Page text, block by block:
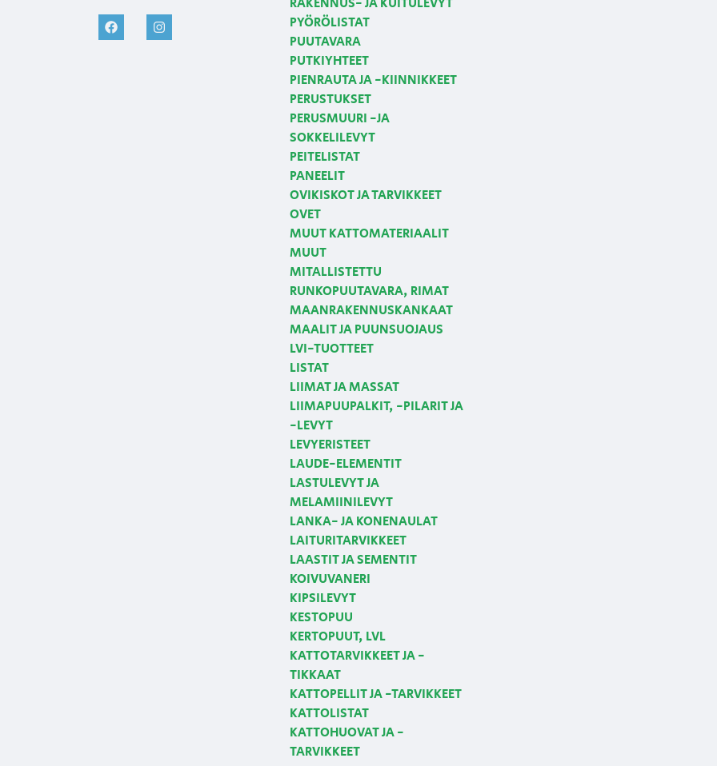
RAKENNUS- JA KUITULEVYT
PYÖRÖLISTAT
PUUTAVARA
PUTKIYHTEET
PIENRAUTA JA -KIINNIKKEET
PERUSTUKSET
PERUSMUURI -JA
SOKKELILEVYT
PEITELISTAT
PANEELIT
OVIKISKOT JA TARVIKKEET
OVET
MUUT KATTOMATERIAALIT
MUUT
MITALLISTETTU
RUNKOPUUTAVARA, RIMAT
MAANRAKENNUSKANKAAT
MAALIT JA PUUNSUOJAUS
LVI-TUOTTEET
LISTAT
LIIMAT JA MASSAT
LIIMAPUUPALKIT, -PILARIT JA
-LEVYT
LEVYERISTEET
LAUDE-ELEMENTIT
LASTULEVYT JA
MELAMIINILEVYT
LANKA- JA KONENAULAT
LAITURITARVIKKEET
LAASTIT JA SEMENTIT
KOIVUVANERI
KIPSILEVYT
KESTOPUU
KERTOPUUT, LVL
KATTOTARVIKKEET JA -
TIKKAAT
KATTOPELLIT JA -TARVIKKEET
KATTOLISTAT
KATTOHUOVAT JA -
TARVIKKEET